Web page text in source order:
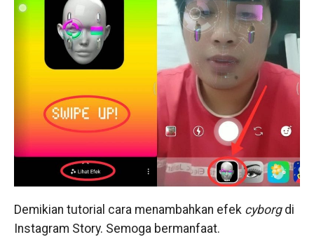
Demikian tutorial cara menambahkan efekcyborgdi
Instagram Story. Semoga bermanfaat.